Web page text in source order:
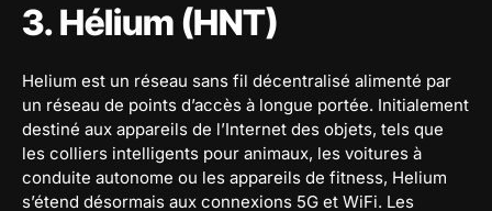
3. Hélium (HNT)
Helium est un réseau sans fil décentralisé alimenté par
un réseau de points d’accès à longue portée. Initialement
destiné aux appareils de l’Internet des objets, tels que
les colliers intelligents pour animaux, les voitures à
conduite autonome ou les appareils de fitness, Helium
s’étend désormais aux connexions 5G et WiFi. Les